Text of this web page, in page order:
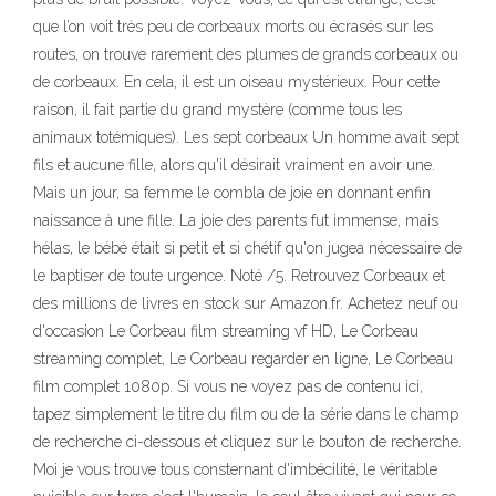
que l’on voit très peu de corbeaux morts ou écrasés sur les
routes, on trouve rarement des plumes de grands corbeaux ou
de corbeaux. En cela, il est un oiseau mystérieux. Pour cette
raison, il fait partie du grand mystère (comme tous les
animaux totémiques). Les sept corbeaux Un homme avait sept
fils et aucune fille, alors qu'il désirait vraiment en avoir une.
Mais un jour, sa femme le combla de joie en donnant enfin
naissance à une fille. La joie des parents fut immense, mais
hélas, le bébé était si petit et si chétif qu'on jugea nécessaire de
le baptiser de toute urgence. Noté /5. Retrouvez Corbeaux et
des millions de livres en stock sur Amazon.fr. Achetez neuf ou
d'occasion Le Corbeau film streaming vf HD, Le Corbeau
streaming complet, Le Corbeau regarder en ligne, Le Corbeau
film complet 1080p. Si vous ne voyez pas de contenu ici,
tapez simplement le titre du film ou de la série dans le champ
de recherche ci-dessous et cliquez sur le bouton de recherche.
Moi je vous trouve tous consternant d'imbécilité, le véritable